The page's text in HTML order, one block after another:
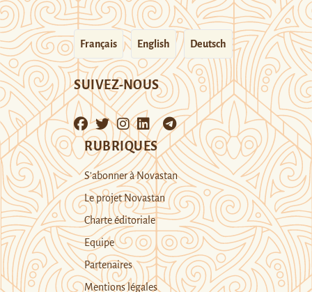
Français English Deutsch
SUIVEZ-NOUS
RUBRIQUES
S’abonner à Novastan
Le projet Novastan
Charte éditoriale
Equipe
Partenaires
Mentions légales